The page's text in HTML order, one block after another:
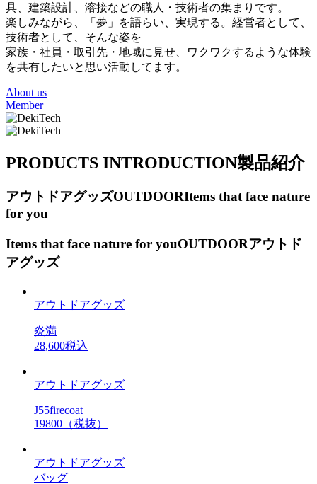
具、建築設計、溶接などの職人・技術者の集まりです。
楽しみながら、「夢」を語らい、実現する。経営者として、
技術者として、そんな姿を
家族・社員・取引先・地域に見せ、ワクワクするような体験
を共有したいと思い活動してます。
About us
Member
PRODUCTS INTRODUCTION製品紹介
アウトドアグッズOUTDOORItems that face nature
for you
Items that face nature for youOUTDOORアウトド
アグッズ
アウトドアグッズ
炎満
28,600税込
アウトドアグッズ
J55firecoat
19800（税抜）
アウトドアグッズ
バッグ